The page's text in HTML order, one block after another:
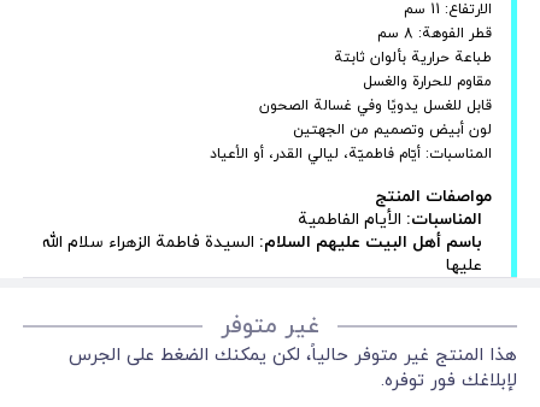
الارتفاع: 11 سم
قطر الفوهة: 8 سم
طباعة حرارية بألوان ثابتة
مقاوم للحرارة والغسل
قابل للغسل يدويًا وفي غسالة الصحون
لون أبيض وتصميم من الجهتين
المناسبات: أيّام فاطميّة، ليالي القدر، أو الأعياد
مواصفات المنتج
المناسبات: الأيام الفاطمية
باسم أهل البيت عليهم السلام: السيدة فاطمة الزهراء سلام الله
عليها
غير متوفر
هذا المنتج غير متوفر حالياً، لكن يمكنك الضغط على الجرس
لإبلاغك فور توفره.